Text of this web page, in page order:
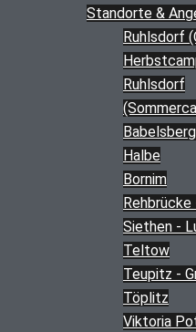
Standorte &
Ruhlsdorf
Ruhlsdorf
Babelsberg
Halbe
Bornim
Siethen -
Teltow
Teupitz -
Töplitz
Viktoria